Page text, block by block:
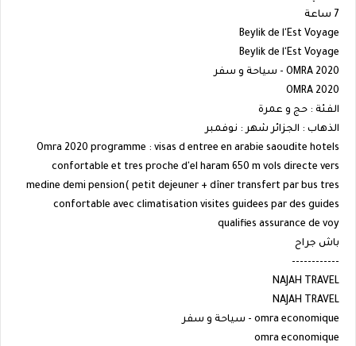
7 ساعة
Beylik de l'Est Voyage
Beylik de l'Est Voyage
OMRA 2020 - سياحة و سفر
OMRA 2020
الفئة : حج و عمرة
الذهاب : الجزائر شهر : نوفمبر
Omra 2020 programme : visas d entree en arabie saoudite hotels
confortable et tres proche d'el haram 650 m vols directe vers
medine demi pension( petit dejeuner + dîner transfert par bus tres
confortable avec climatisation visites guidees par des guides
qualifies assurance de voy
باش جراح
------------
NAJAH TRAVEL
NAJAH TRAVEL
omra economique - سياحة و سفر
omra economique